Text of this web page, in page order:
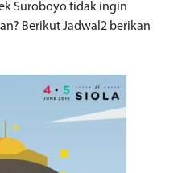
Suroboyo tidak ingin
Berikut Jadwal2 berikan